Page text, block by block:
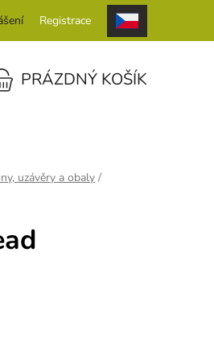
Registrace
KOŠÍK
PRÁZDNÝ KOŠÍK
uzávěry a obaly /